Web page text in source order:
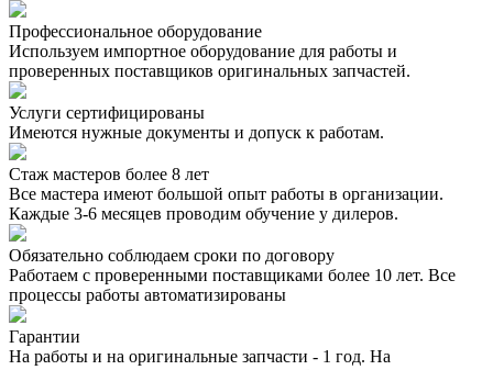
Профессиональное оборудование
Используем импортное оборудование для работы и
проверенных поставщиков оригинальных запчастей.
Услуги сертифицированы
Имеются нужные документы и допуск к работам.
Стаж мастеров более 8 лет
Все мастера имеют большой опыт работы в организации.
Каждые 3-6 месяцев проводим обучение у дилеров.
Обязательно соблюдаем сроки по договору
Работаем с проверенными поставщиками более 10 лет. Все
процессы работы автоматизированы
Гарантии
На работы и на оригинальные запчасти - 1 год. На